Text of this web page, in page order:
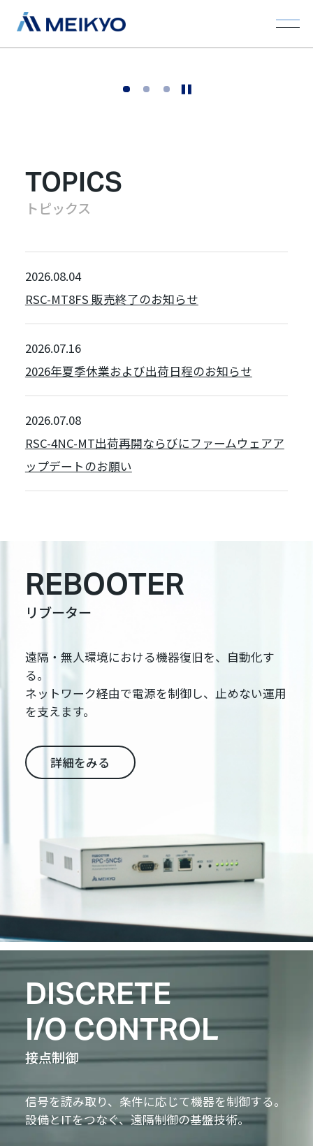
選ばれる理由
選ばれる理由
選ばれる理由
1 2 3
TOPICS
トピックス
2026.08.04
RSC-MT8FS 販売終了のお知らせ
2026.07.16
2026年夏季休業および出荷日程のお知らせ
2026.07.08
RSC-4NC-MT出荷再開ならびにファームウェアア
ップデートのお願い
REBOOTER
リブーター
遠隔・無人環境における機器復旧を、自動化す
る。
ネットワーク経由で電源を制御し、止めない運用
を支えます。
詳細をみる
DISCRETE
I/O CONTROL
接点制御
信号を読み取り、条件に応じて機器を制御する。
設備とITをつなぐ、遠隔制御の基盤技術。